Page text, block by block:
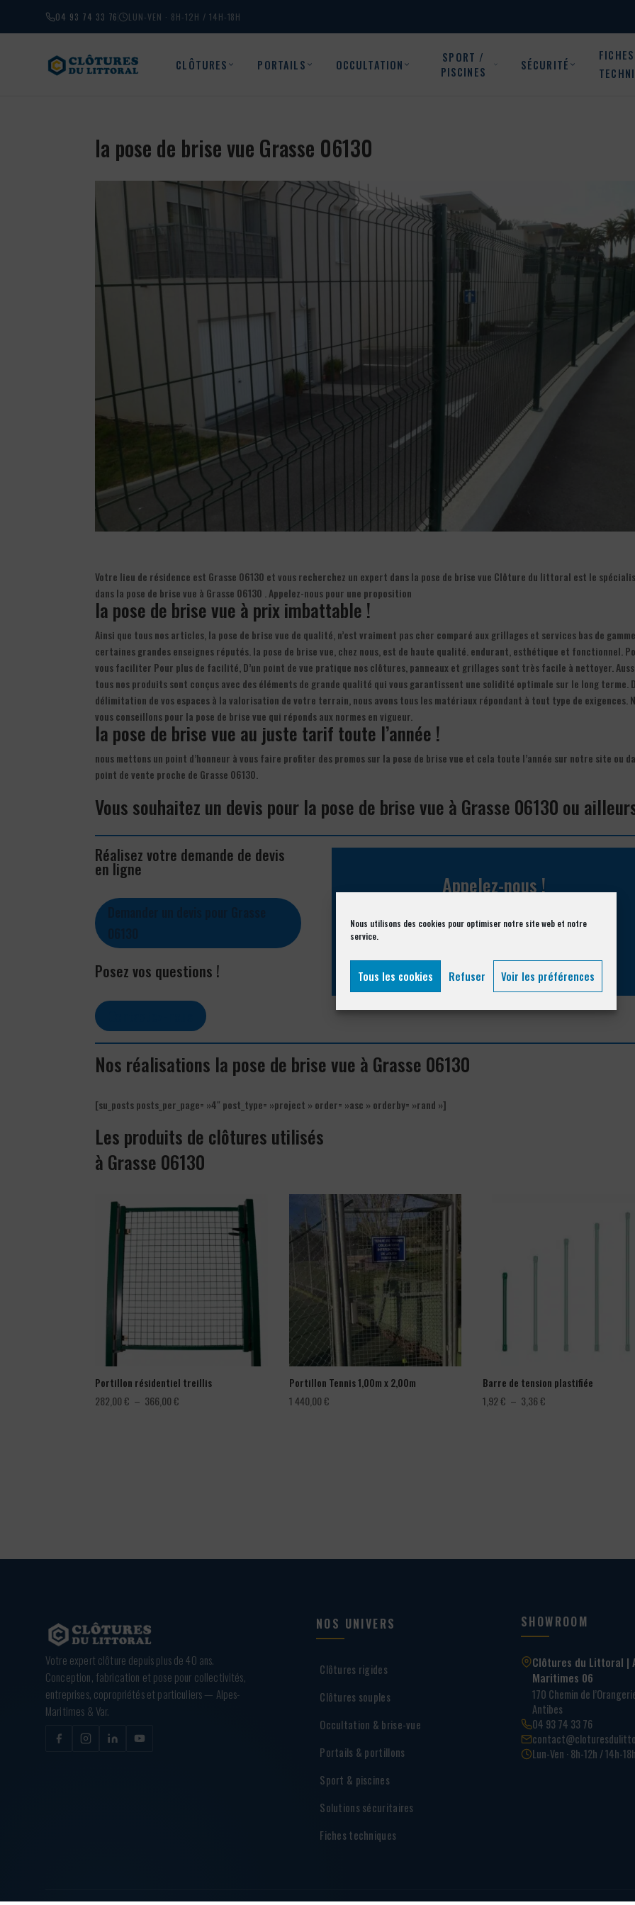
Nous utilisons des cookies pour optimiser notre site web et notre
service.
Tous les cookies Refuser Voir les préférences
04 93 74 33 76 LUN-VEN · 8H-12H / 14H-18H
CLÔTURES PORTAILS OCCULTATION
SPORT /
PISCINES
SÉCURITÉ
FICHES
la pose de brise vue Grasse 06130
Votre lieu de résidence est Grasse 06130 et vous recherchez un expert dans la pose de brise vue Clôture du littoral est le
dans la pose de brise vue à Grasse 06130 . Appelez-nous pour une proposition
la pose de brise vue à prix imbattable !
Ainsi que tous nos articles, la pose de brise vue de qualité, n’est vraiment pas cher comparé aux grillages et services bas de
certaines grandes enseignes réputés. la pose de brise vue, chez nous, est de haute qualité. endurant, esthétique et fonctionnel.
vous faciliter Pour plus de facilité, D’un point de vue pratique nos clôtures, panneaux et grillages sont très facile à nettoyer.
tous nos produits sont conçus avec des éléments de grande qualité qui vous garantissent une solidité optimale sur le long terme.
délimitation de vos espaces à la valorisation de votre terrain, nous avons tous les matériaux répondant à tout type de exigences.
vous conseillons pour la pose de brise vue qui réponds aux normes en vigueur.
la pose de brise vue au juste tarif toute l’année !
nous mettons un point d’honneur à vous faire profiter des promos sur la pose de brise vue et cela toute l’année sur notre site ou
point de vente proche de Grasse 06130.
Vous souhaitez un devis pour la pose de brise vue à Grasse 06130 ou
Réalisez votre demande de devis
en ligne
Posez vos questions !
Appelez-nous !
Nos réalisations la pose de brise vue à Grasse 06130
[su_posts posts_per_page= »4″ post_type= »project » order= »asc » orderby= »rand »]
Les produits de clôtures utilisés
à Grasse 06130
Portillon résidentiel treillis
282,00€ – 366,00€
Portillon Tennis 1,00m x 2,00m
1 440,00€
Barre de tension plastifiée
1,92€ – 3,36€
Votre expert clôture depuis plus de 40 ans.
Conception, fabrication et pose pour collectivités,
entreprises, copropriétés et particuliers — Alpes-
Maritimes & Var.
NOS UNIVERS
Clôtures rigides
Clôtures souples
Occultation & brise-vue
Portails & portillons
Sport & piscines
Solutions sécuritaires
Fiches techniques
SHOWROOM
Clôtures du Littoral |
Maritimes 06
170 Chemin de
Antibes
04 93 74 33 76
Lun-Ven · 8h-12h / 14h-18h